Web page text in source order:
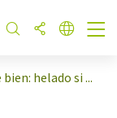
helado si ...